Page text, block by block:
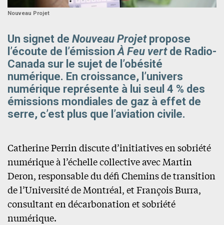
Nouveau Projet
Un signet de Nouveau Projetpropose
l’écoute de l’émissionÀ Feu vertde Radio-
Canada sur le sujet de l’obésité
numérique. En croissance, l’univers
numérique représente à lui seul 4 % des
émissions mondiales de gaz à effet de
serre, c’est plus que l’aviation civile.
Catherine Perrin discute d’initiatives en sobriété
numérique à l’échelle collective avec Martin
Deron, responsable du défi Chemins de transition
de l’Université de Montréal, et François Burra,
consultant en décarbonation et sobriété
numérique.